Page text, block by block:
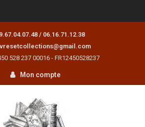
/ 06.16.71.12.38
528 237 00016 - FR12450528237
Mon compte